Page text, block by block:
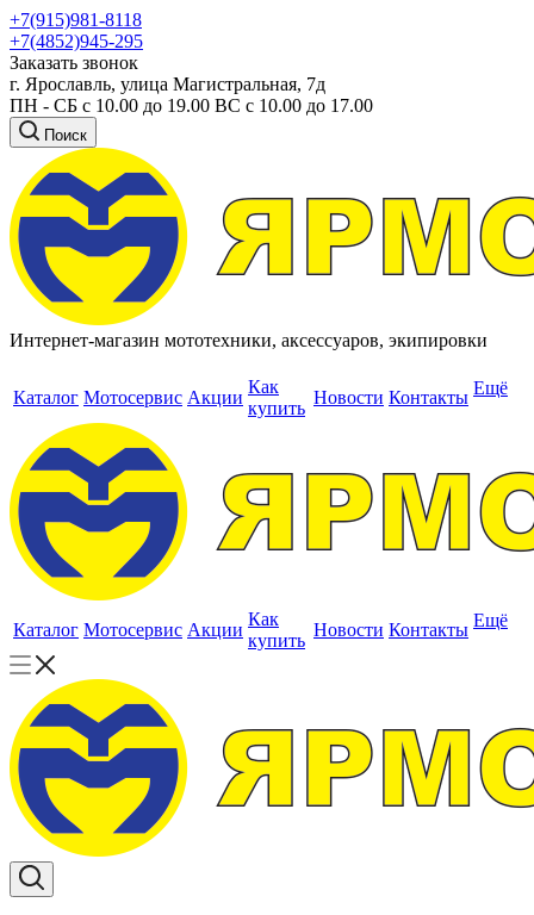
+7(915)981-8118
+7(4852)945-295
Заказать звонок
г. Ярославль, улица Магистральная, 7д
ПН - СБ с 10.00 до 19.00 ВС с 10.00 до 17.00
Поиск
Интернет-магазин мототехники, аксессуаров, экипировки
Каталог Мотосервис Акции
Как
купить
Новости Контакты Ещё
Каталог Мотосервис Акции
Как
купить
Новости Контакты Ещё